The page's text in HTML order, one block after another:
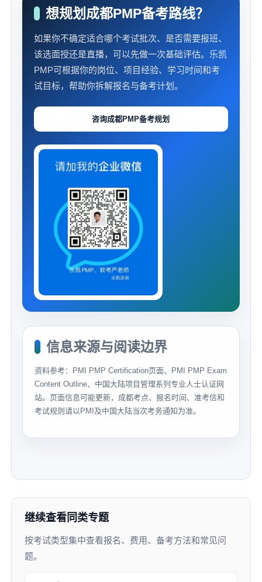
想规划成都PMP备考路线？
如果你不确定适合哪个考试批次、是否需要报班、
该选面授还是直播，可以先做一次基础评估。乐凯
PMP可根据你的岗位、项目经验、学习时间和考
试目标，帮助你拆解报名与备考计划。
咨询成都PMP备考规划
信息来源与阅读边界
资料参考：PMI PMP Certification页面、PMI PMP Exam
Content Outline、中国大陆项目管理系列专业人士认证网
站。页面信息可能更新，成都考点、报名时间、准考信和
考试规则请以PMI及中国大陆当次考务通知为准。
继续查看同类专题
按考试类型集中查看报名、费用、备考方法和常见问
题。